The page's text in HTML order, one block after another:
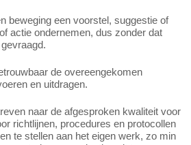
beweging een voorstel, suggestie of
actie ondernemen, dus zonder dat
de overeengekomen
en uitdragen.
naar de afgesproken kwaliteit voor
richtlijnen, procedures en protocollen
te stellen aan het eigen werk, zo min